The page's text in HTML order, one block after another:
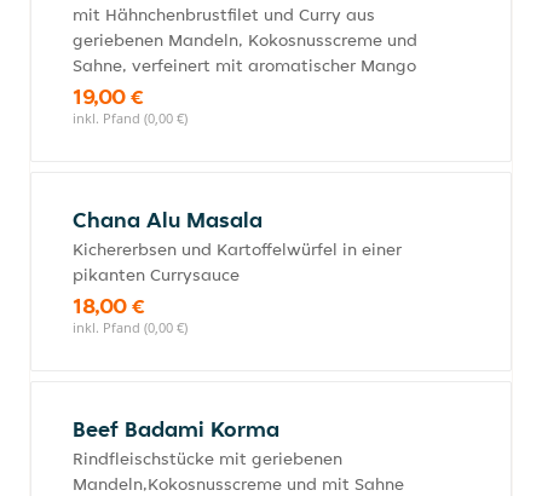
mit Hähnchenbrustfilet und Curry aus
geriebenen Mandeln, Kokosnusscreme und
Sahne, verfeinert mit aromatischer Mango
19,00 €
inkl. Pfand (0,00 €)
Chana Alu Masala
Kichererbsen und Kartoffelwürfel in einer
pikanten Currysauce
18,00 €
inkl. Pfand (0,00 €)
Beef Badami Korma
Rindfleischstücke mit geriebenen
Mandeln,Kokosnusscreme und mit Sahne